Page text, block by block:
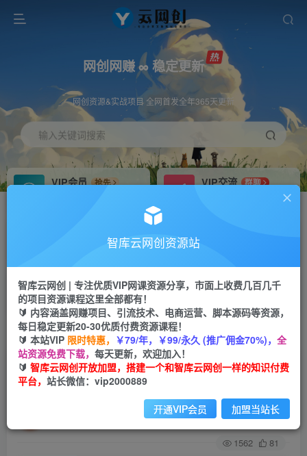
网创网赚 ∞ 稳定更新
网创资源&实战项目 全网首发全年365天更新
输入关键词搜索
VIP会员
抢先
VIP交流
群聊
研究探讨更多创业项目路子。
会员专属推广链接
网赚网创 项目
365天稳定跟新
APP下载
GO
首页 创业课程 会员专属 正文
（6804期）适合0基础小白的小红书颜值打分项
目，一条作品收入1000+
关注 私信
1562 81
智库云网创资源站
智库云网创 | 专注优质VIP网课资源分享，市面上收费几百几千
的项目资源课程这里全部都有！
🔰 内容涵盖网赚项目、引流技术、电商运营、脚本源码等资源，
每日稳定更新20-30优质付费资源课程！
🔰 本站VIP 限时特惠， ￥79/年，￥99/永久 (推广佣金70%)， 全
站资源免费下载， 每天更新，欢迎加入！
🔰 智库云网创开放加盟，搭建一个和智库云网创一样的知识付费
平台， 站长微信：vip2000889
开通VIP会员 加盟当站长